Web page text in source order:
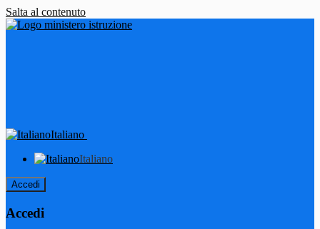
Salta al contenuto
Italiano
Italiano
Accedi
Accedi